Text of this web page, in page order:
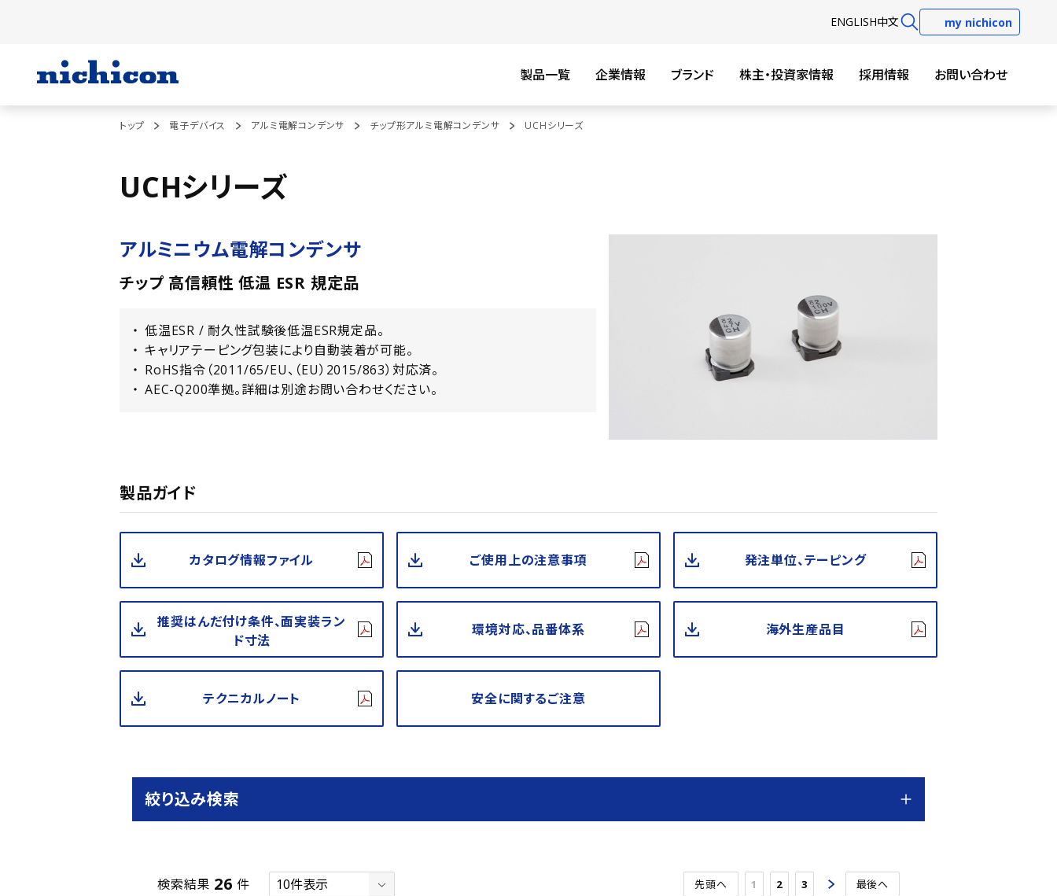
ENGLISH中文 my nichicon
製品一覧 企業情報 ブランド 株主・投資家情報 採用情報 お問い合わせ
トップ 電子デバイス アルミ電解コンデンサ チップ形アルミ電解コンデンサ UCHシリーズ
UCHシリーズ
アルミニウム電解コンデンサ
チップ 高信頼性 低温 ESR 規定品
低温ESR / 耐久性試験後低温ESR規定品。
キャリアテーピング包装により自動装着が可能。
RoHS指令（2011/65/EU、（EU）2015/863）対応済。
AEC-Q200準拠。詳細は別途お問い合わせください。
製品ガイド
カタログ情報ファイル ご使用上の注意事項 発注単位、テーピング
推奨はんだ付け条件、面実装ラン
ド寸法
環境対応、品番体系 海外生産品目
テクニカルノート 安全に関するご注意
絞り込み検索
検索結果 26 件 先頭へ 1 2 3 最後へ